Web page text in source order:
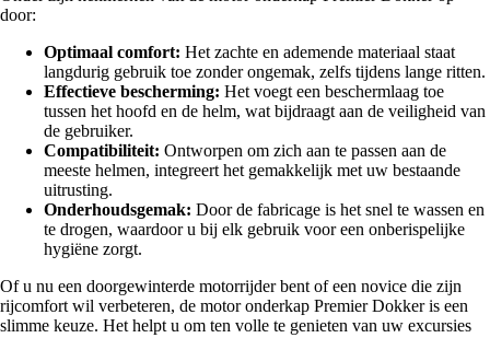
door:
Optimaal comfort: Het zachte en ademende materiaal staat
langdurig gebruik toe zonder ongemak, zelfs tijdens lange ritten.
Effectieve bescherming: Het voegt een beschermlaag toe
tussen het hoofd en de helm, wat bijdraagt aan de veiligheid van
de gebruiker.
Compatibiliteit: Ontworpen om zich aan te passen aan de
meeste helmen, integreert het gemakkelijk met uw bestaande
uitrusting.
Onderhoudsgemak: Door de fabricage is het snel te wassen en
te drogen, waardoor u bij elk gebruik voor een onberispelijke
hygiëne zorgt.
Of u nu een doorgewinterde motorrijder bent of een novice die zijn
rijcomfort wil verbeteren, de motor onderkap Premier Dokker is een
slimme keuze. Het helpt u om ten volle te genieten van uw excursies